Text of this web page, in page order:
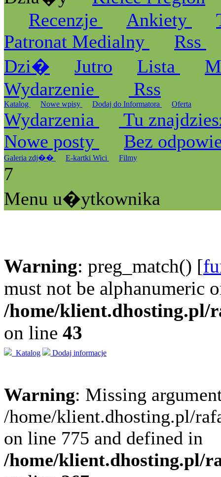
Recenzje
Ankiety
Patronat Medialny
Rss
Dzi�
Jutro Lista
Wydarzenie
Rss
Katalog Nowe wpisy Dodaj do Informatora Oferta
Wydarzenia
Tu
Nowe posty
Bez
Galeria zdj�� E-kartki Wici Filmy
7
Menu u�ytkownika
Warning: preg_match() [
must not be alphanumeric
/home/klient.dhosting.pl/
on line 43
Katalog Dodaj informacje
Warning: Missing
/home/klient.dhosting.pl/
on line 775 and defined in
/home/klient.dhosting.pl/